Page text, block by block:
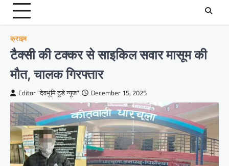
क्राइम
टैक्सी की टक्कर से साइकिल सवार मासूम की
मौत, चालक गिरफ्तार
Editor "देवभूमि टूडे न्यूज" December 15, 2025